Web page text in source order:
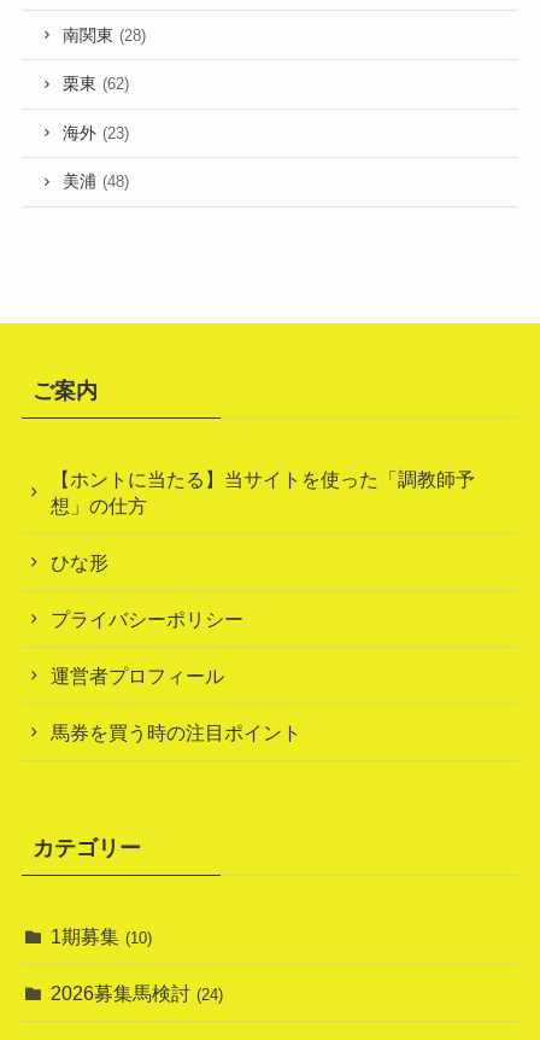
南関東 (28)
栗東 (62)
海外 (23)
美浦 (48)
ご案内
【ホントに当たる】当サイトを使った「調教師予
想」の仕方
ひな形
プライバシーポリシー
運営者プロフィール
馬券を買う時の注目ポイント
カテゴリー
1期募集 (10)
2026募集馬検討 (24)